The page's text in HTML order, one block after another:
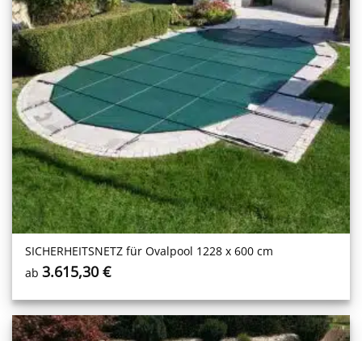
SICHERHEITS­NETZ für Ovalpool 1228 x 600 cm
ab3.615,30€